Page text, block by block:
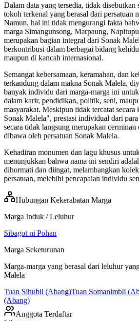
Dalam data yang tersedia, tidak disebutkan
tokoh terkenal yang berasal dari persatuan
Namun, hal ini tidak mengurangi fakta
marga Simangunsong, Marpaung,
merupakan bagian integral dari Sonak
berkontribusi dalam berbagai bidang
maupun di kancah internasional.
Semangat kebersamaan, keramahan, dan
terkandung dalam makna Sonak Malela,
banyak individu dari marga-marga ini
dalam karir, pendidikan, politik, seni,
masyarakat. Meskipun tidak tercatat
Sonak Malela", prestasi individual dari
secara tidak langsung merupakan
dibawa oleh persatuan Sonak Malela.
Kehadiran monumen dan lagu khusus
menunjukkan bahwa nama ini sendiri
dihormati dan diingat, melambangkan
persatuan, melebihi pencapaian individu
Hubungan Kekerabatan Marga
Marga Induk / Leluhur
Sibagot ni Pohan
Marga Seketurunan
Marga-marga yang berasal dari leluhur
Malela
Tuan Sihubil (Abang)Tuan Somanimbil
(Abang)
Anggota Terdaftar